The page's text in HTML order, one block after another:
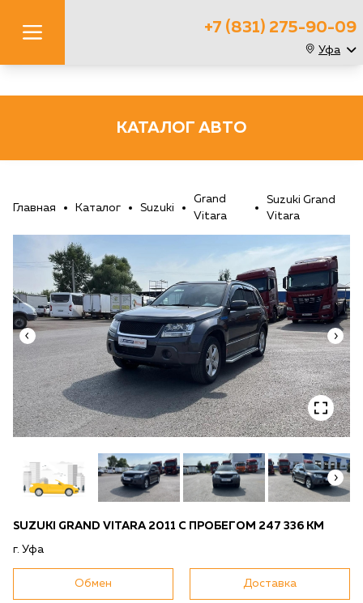
+7 (831) 275-90-09
Уфа
КАТАЛОГ АВТО
Главная Каталог Suzuki
Grand
Vitara
Suzuki Grand
Vitara
SUZUKI GRAND VITARA 2011 С ПРОБЕГОМ 247 336 КМ
г. Уфа
Обмен Доставка